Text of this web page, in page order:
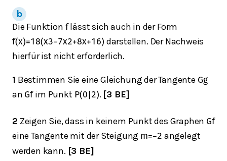
Die Funktion flässt sich auch in der Form
f(x)=1 8(x3−7x2+8x+16) darstellen. Der Nachweis
hierfür ist nicht erforderlich.
1 Bestimmen Sie eine Gleichung der Tangente Gg
an Gfim Punkt P(0 2). [3 BE]
2 Zeigen Sie, dass in keinem Punkt des Graphen Gf
eine Tangente mit der Steigung m=−2 angelegt
werden kann. [3 BE]